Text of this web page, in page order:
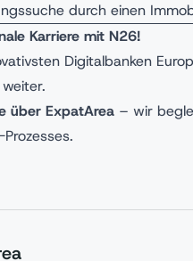
durch einen
Karriere mit N26!
Digitalbanken
über ExpatArea – wir